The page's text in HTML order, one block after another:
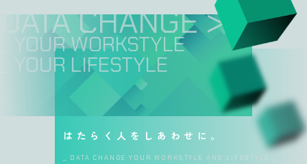
DATA CHANGE >>
_ YOUR WORKSTYLE
_ YOUR LIFESTYLE
はたらく人をしあわせに。
_ DATA CHANGE YOUR WORKSTYLE AND LIFESTYLE